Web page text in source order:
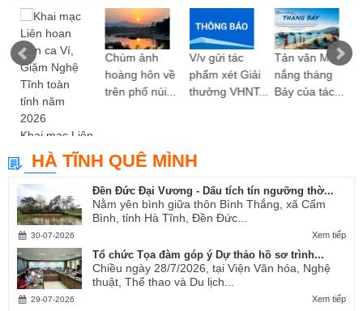
Khai mạc Liên
hoan Dân ca
Ví, Giặm...
Chùm ảnh
hoàng hôn về
trên phố núi...
V/v gửi tác
phẩm xét Giải
thưởng VHNT...
Tản văn Mùa
nắng tháng
Bảy của tác...
HÀ TĨNH QUÊ MÌNH
Đền Đức Đại Vương - Dấu tích tín ngưỡng thờ...
Nằm yên bình giữa thôn Bình Thắng, xã Cẩm
Bình, tỉnh Hà Tĩnh, Đền Đức...
Xem tiếp
30-07-2026
Tổ chức Tọa đàm góp ý Dự thảo hồ sơ trình...
Chiều ngày 28/7/2026, tại Viện Văn hóa, Nghệ
thuật, Thể thao và Du lịch...
Xem tiếp
29-07-2026